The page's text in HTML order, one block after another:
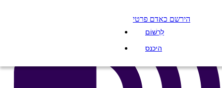
הירשם כאדם פרטי
לִרְשׁוֹם
היכנס